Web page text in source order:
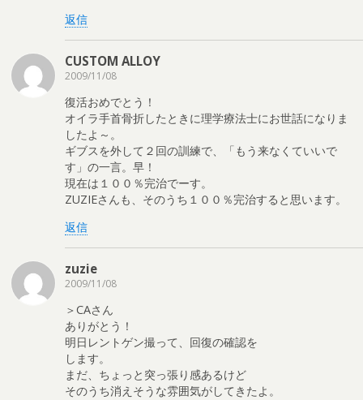
返信
CUSTOM ALLOY
2009/11/08
復活おめでとう！
オイラ手首骨折したときに理学療法士にお世話になりま
したよ～。
ギブスを外して２回の訓練で、「もう来なくていいで
す」の一言。早！
現在は１００％完治でーす。
ZUZIEさんも、そのうち１００％完治すると思います。
返信
zuzie
2009/11/08
＞CAさん
ありがとう！
明日レントゲン撮って、回復の確認を
します。
まだ、ちょっと突っ張り感あるけど
そのうち消えそうな雰囲気がしてきたよ。